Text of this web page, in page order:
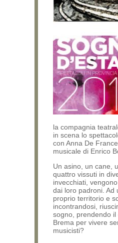
la compagnia
in scena lo
con Anna De
musicale di Enrico
Un asino, un cane,
quattro vissuti in
invecchiati,
dai loro padroni. Ad
proprio territorio e
incontrandosi,
sogno, prendendo
Brema per vivere
musicisti?